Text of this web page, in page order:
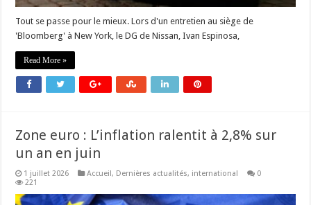
Tout se passe pour le mieux. Lors d'un entretien au siège de
'Bloomberg' à New York, le DG de Nissan, Ivan Espinosa,
Read More »
Zone euro : L’inflation ralentit à 2,8% sur
un an en juin
1 juillet 2026 Accueil, Dernières actualités, international
0
221